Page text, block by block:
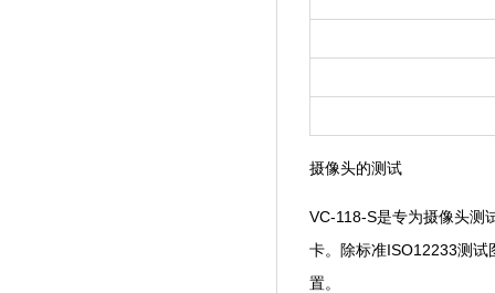
摄像头的测试
VC-118-S是专为摄像头测
卡。除标准ISO12233
置。